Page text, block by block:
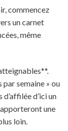
commencez
un carnet
même
par semaine » ou
d’ici un
une
loin.